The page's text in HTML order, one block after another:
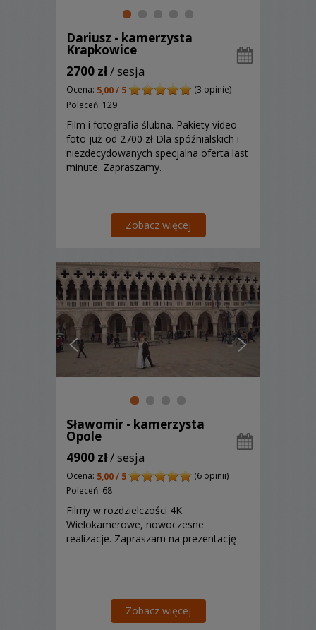
Dariusz - kamerzysta
Krapkowice
2700 zł/ sesja
Ocena: 5,00 / 5
(3 opinie)
Poleceń: 129
Film i fotografia ślubna. Pakiety video
foto już od 2700 zł Dla spóźnialskich i
niezdecydowanych specjalna oferta last
minute. Zapraszamy.
Zobacz więcej
Sławomir - kamerzysta
Opole
4900 zł/ sesja
Ocena: 5,00 / 5
(6 opinii)
Poleceń: 68
Filmy w rozdzielczości 4K.
Wielokamerowe, nowoczesne
realizacje. Zapraszam na prezentację
Zobacz więcej